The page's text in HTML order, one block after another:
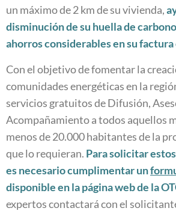
un máximo de 2 km de su vivienda,
disminución de su huella de
ahorros considerables en su
Con el objetivo de fomentar la
comunidades energéticas en la
servicios gratuitos de Difusión,
Acompañamiento a todos aquellos
menos de 20.000 habitantes de la
que lo requieran. Para solicitar
es necesario cumplimentar un
disponible en la página web de la
expertos contactará con el